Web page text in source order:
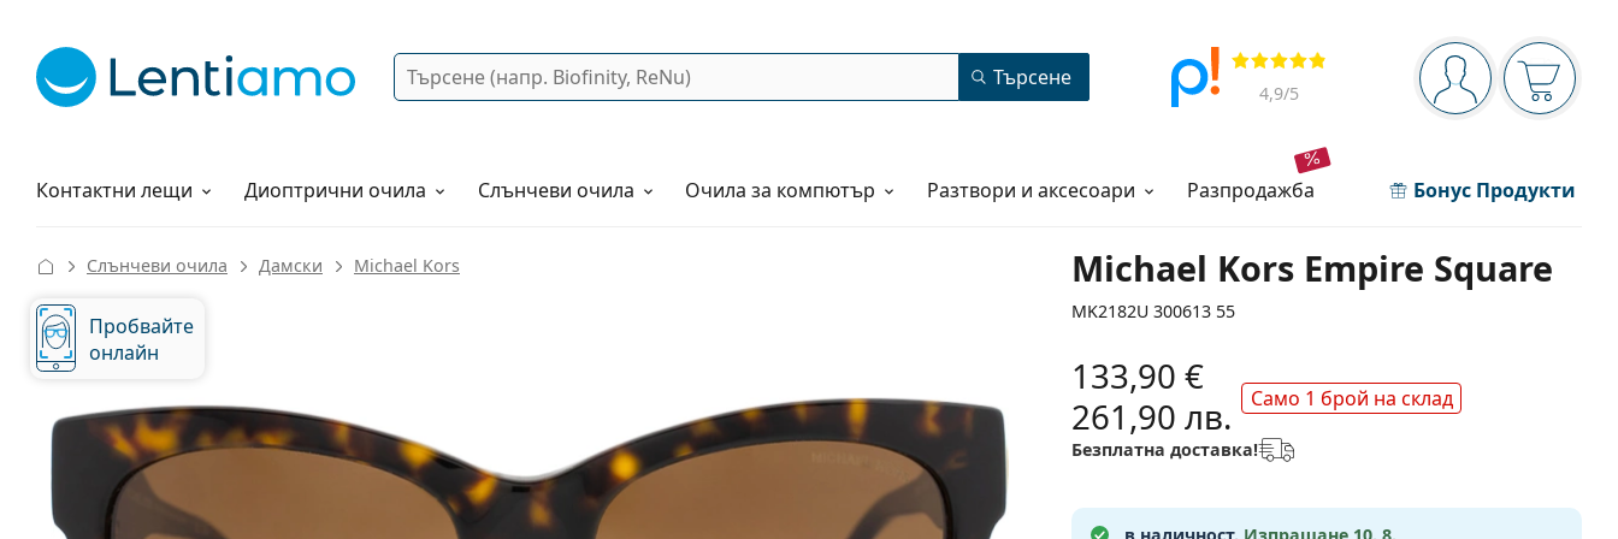
Navigation panel
Вие сте вписани
Прегледи
4,9/5
Търсене Търсене
Контактни лещи
Разтвори Диоптрични очила Слънчеви очила Очила за компютър Разтвори и аксесоари разпродажба Бонус Продукти
Как да поръчам?
Michael Kors Empire Square
MK2182U 300613 55
Слънчеви очила Дамски Michael Kors
Пробвайте
онлайн
133,90 €
261,90 лв.
Само 1 брой на склад
Безплатна доставка!